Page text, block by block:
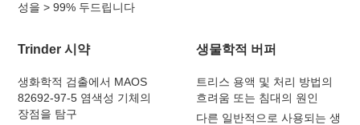
성을 > 99% 두드립니다
Trinder 시약
생화학적 검출에서 MAOS
82692-97-5 염색성 기체의
장점을 탐구
생물학적 버퍼
트리스 용액 및 처리 방법의
흐려움 또는 침대의 원인
다른 일반적으로 사용되는 생